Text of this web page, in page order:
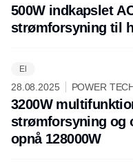
500W indkapslet
strømforsyning til
El
28.08.2025 POWER
3200W
strømforsyning og
opnå 128000W